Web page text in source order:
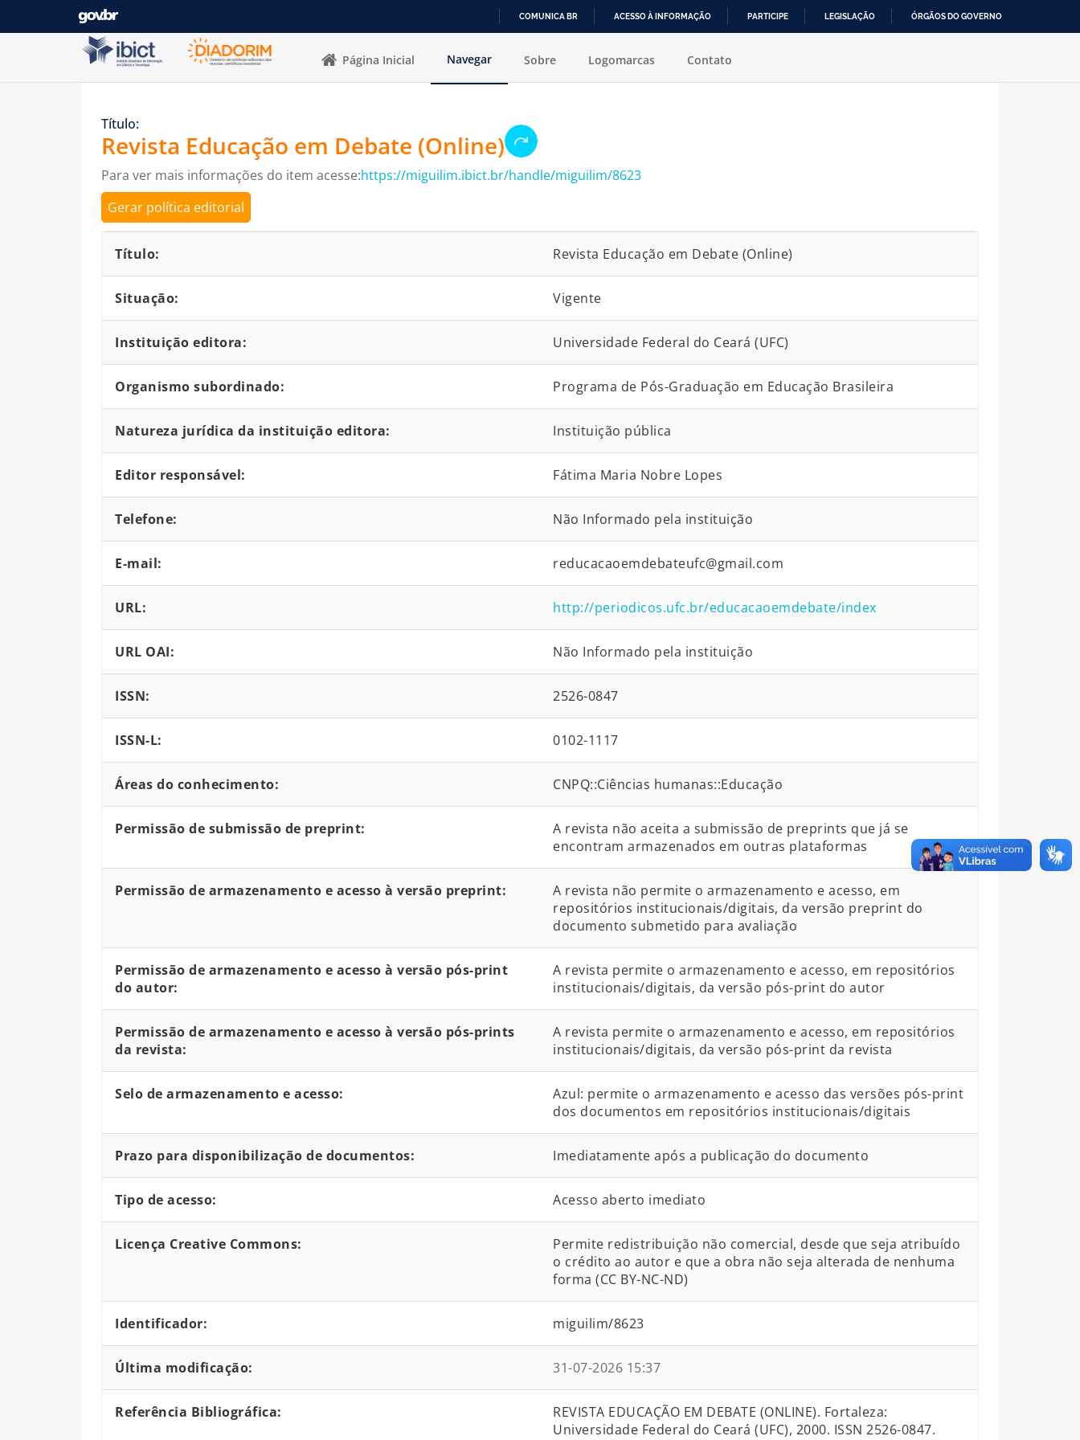
COMUNICA BR ACESSO À INFORMAÇÃO PARTICIPE LEGISLAÇÃO ÓRGÃOS DO GOVERNO
Pular para o conteúdo
Página Inicial
Navegar Sobre Logomarcas Contato
Título:
Revista Educação em Debate (Online)
Para ver mais informações do item acesse:https://miguilim.ibict.br/handle/miguilim/8623
Gerar política editorial
Título: Revista Educação em Debate (Online)
Situação: Vigente
Instituição editora: Universidade Federal do Ceará (UFC)
Organismo subordinado: Programa de Pós-Graduação em Educação Brasileira
Natureza jurídica da instituição editora: Instituição pública
Editor responsável: Fátima Maria Nobre Lopes
Telefone: Não Informado pela instituição
E-mail: reducacaoemdebateufc@gmail.com
URL: http://periodicos.ufc.br/educacaoemdebate/index
URL OAI: Não Informado pela instituição
ISSN: 2526-0847
ISSN-L: 0102-1117
Áreas do conhecimento: CNPQ::Ciências humanas::Educação
Permissão de submissão de preprint:
A revista não aceita a submissão de preprints que já se
encontram armazenados em outras plataformas
Permissão de armazenamento e acesso à versão preprint:
A revista não permite o armazenamento e acesso, em
repositórios institucionais/digitais, da versão preprint do
documento submetido para avaliação
Permissão de armazenamento e acesso à versão pós-print
do autor:
A revista permite o armazenamento e acesso, em repositórios
institucionais/digitais, da versão pós-print do autor
Permissão de armazenamento e acesso à versão pós-prints
da revista:
A revista permite o armazenamento e acesso, em repositórios
institucionais/digitais, da versão pós-print da revista
Selo de armazenamento e acesso:
Azul: permite o armazenamento e acesso das versões pós-print
dos documentos em repositórios institucionais/digitais
Prazo para disponibilização de documentos: Imediatamente após a publicação do documento
Tipo de acesso: Acesso aberto imediato
Licença Creative Commons:
Permite redistribuição não comercial, desde que seja atribuído
o crédito ao autor e que a obra não seja alterada de nenhuma
forma (CC BY-NC-ND)
Identificador: miguilim/8623
Última modificação: 31-07-2026 15:37
Referência Bibliográfica:
REVISTA EDUCAÇÃO EM DEBATE (ONLINE). Fortaleza:
Universidade Federal do Ceará (UFC), 2000. ISSN 2526-0847.